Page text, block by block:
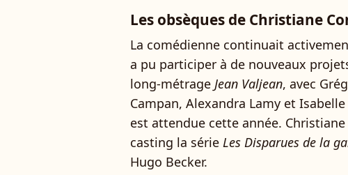
Les obsèques de Christiane
La comédienne continuait
a pu participer à de nouveaux
long-métrage Jean Valjean, avec
Campan, Alexandra Lamy et
est attendue cette année.
casting la série Les Disparues de la
Hugo Becker.